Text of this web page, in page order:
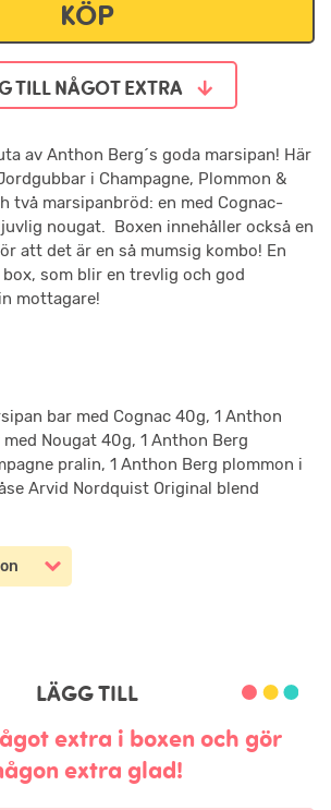
av Anthon Berg´s goda marsipan! Här
i Champagne, Plommon &
två marsipanbröd: en med Cognac-
nougat. Boxen innehåller också en
att det är en så mumsig kombo! En
som blir en trevlig och god
mottagare!
bar med Cognac 40g, 1 Anthon
Nougat 40g, 1 Anthon Berg
pralin, 1 Anthon Berg plommon i
Arvid Nordquist Original blend
KÖP
TILL NÅGOT EXTRA
LÄGG TILL
extra i boxen och gör
extra glad!